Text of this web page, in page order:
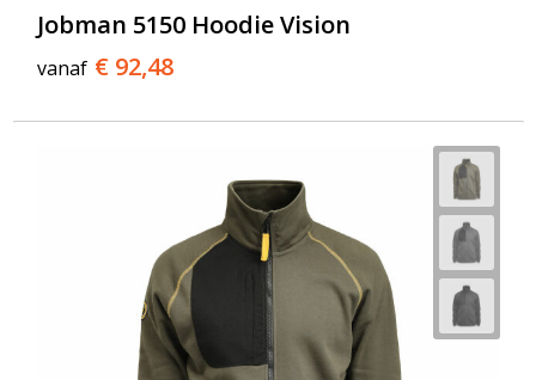
Jobman 5150 Hoodie Vision
vanaf € 92,48